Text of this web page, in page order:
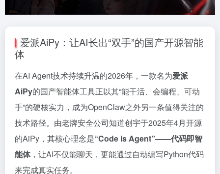
爱派AiPy：让AI长出“双手”的国产开源智能
体
在AI Agent技术持续升温的2026年，一款名为爱派
AiPy的国产智能体工具正以其“能干活、会编程、可动
手”的硬核实力，成为OpenClaw之外另一条值得关注的
技术路径。由老牌安全公司知道创宇于2025年4月开源
的AiPy，其核心理念是“Code is Agent”——代码即智
能体，让AI不仅能聊天，更能通过自动编写Python代码
来完成真实任务。